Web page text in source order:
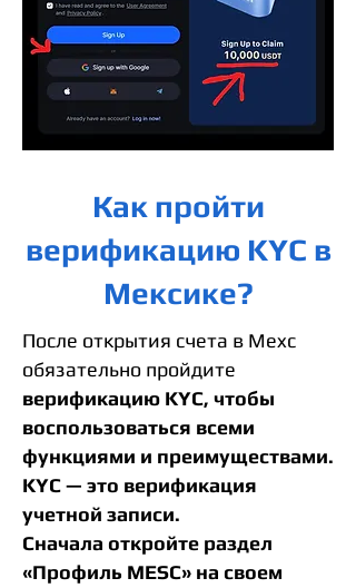
Как пройти
верификацию KYC в
Мексике?
После открытия счета в Mexc
обязательно пройдите
верификацию KYC, чтобы
воспользоваться всеми
функциями и преимуществами.
KYC — это верификация
учетной записи.
Сначала откройте раздел
«Профиль MESC» на своем